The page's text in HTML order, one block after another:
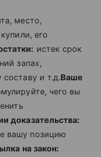
место,
его
истек срок
запах,
составу и т.д.Ваше
чего вы
доказательства:
вашу позицию
на закон: